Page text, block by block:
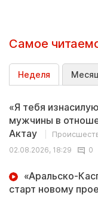
Самое
Неделя
«Я тебя
мужчины в
Актау
02.08.2026, 18:29
0
«Аральско-
старт новому